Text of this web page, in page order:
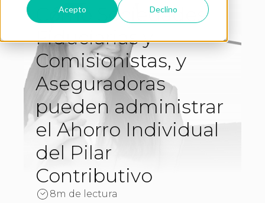
Acepto Declino
Cómo Sociedades
Fiduciarias y
Comisionistas, y
Aseguradoras
pueden administrar
el Ahorro Individual
del Pilar
Contributivo
8m de lectura